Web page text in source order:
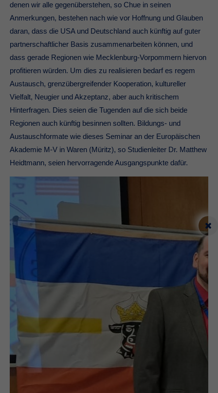
denen wir alle gegenüberstehen, so Chue in seinen
Anmerkungen, bestehen nach wie vor Hoffnung und Glauben
daran, dass die USA und Deutschland auch künftig auf guter
partnerschaftlicher Basis zusammenarbeiten können, und
dass gerade Regionen wie Mecklenburg-Vorpommern hiervon
profitieren würden. Um dies zu realisieren bedarf es regem
Austausch, grenzübergreifender Kooperation, kultureller
Vielfalt, Neugier und Akzeptanz, aber auch kritischem
Hinterfragen. Dies seien die Tugenden auf die sich beide
Regionen auch künftig besinnen sollten. Bildungs- und
Austauschformate wie dieses Seminar an der Europäischen
Akademie M-V in Waren (Müritz), so Studienleiter Dr. Matthew
Heidtmann, seien hervorragende Ausgangspunkte dafür.